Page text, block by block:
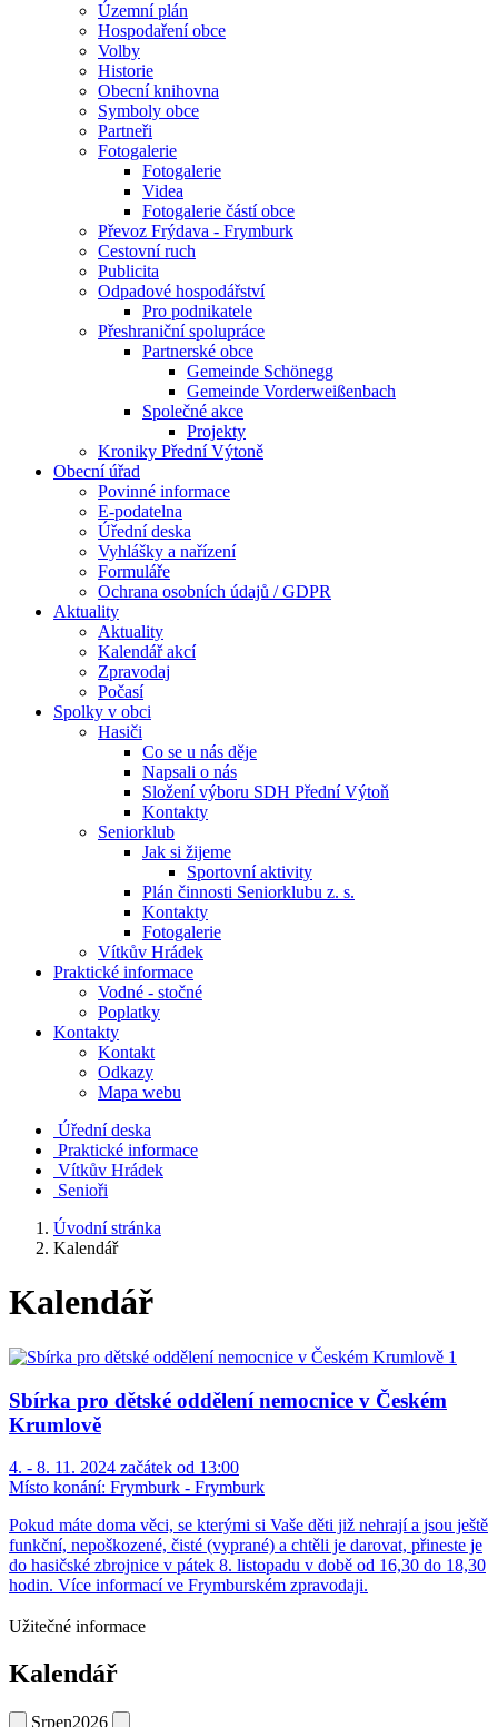
Územní plán
Hospodaření obce
Volby
Historie
Obecní knihovna
Symboly obce
Partneři
Fotogalerie
Fotogalerie
Videa
Fotogalerie částí obce
Převoz Frýdava - Frymburk
Cestovní ruch
Publicita
Odpadové hospodářství
Pro podnikatele
Přeshraniční spolupráce
Partnerské obce
Gemeinde Schönegg
Gemeinde Vorderweißenbach
Společné akce
Projekty
Kroniky Přední Výtoně
Obecní úřad
Povinné informace
E-podatelna
Úřední deska
Vyhlášky a nařízení
Formuláře
Ochrana osobních údajů / GDPR
Aktuality
Aktuality
Kalendář akcí
Zpravodaj
Počasí
Spolky v obci
Hasiči
Co se u nás děje
Napsali o nás
Složení výboru SDH Přední Výtoň
Kontakty
Seniorklub
Jak si žijeme
Sportovní aktivity
Plán činnosti Seniorklubu z. s.
Kontakty
Fotogalerie
Vítkův Hrádek
Praktické informace
Vodné - stočné
Poplatky
Kontakty
Kontakt
Odkazy
Mapa webu
Úřední deska
Praktické informace
Vítkův Hrádek
Senioři
Úvodní stránka
Kalendář
Kalendář
Sbírka pro dětské oddělení nemocnice v Českém
Krumlově
4. - 8. 11. 2024 začátek od 13:00
Místo konání: Frymburk - Frymburk
Pokud máte doma věci, se kterými si Vaše děti již nehrají a jsou ještě
funkční, nepoškozené, čisté (vyprané) a chtěli je darovat, přineste je
do hasičské zbrojnice v pátek 8. listopadu v době od 16,30 do 18,30
hodin. Více informací ve Frymburském zpravodaji.
Užitečné informace
Kalendář
Srpen2026